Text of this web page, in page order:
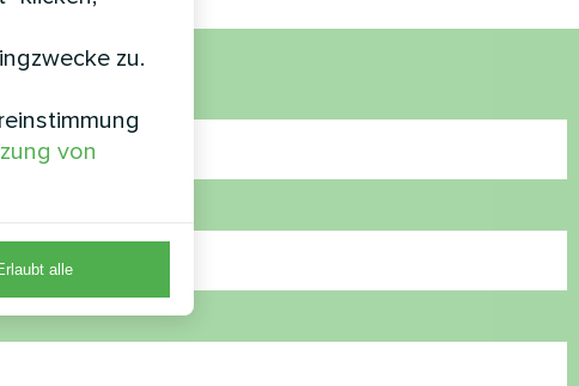
zu.
von
alle